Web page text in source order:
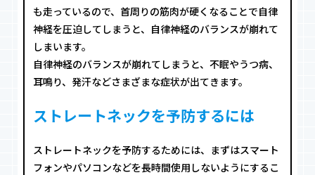
も走っているので、首周りの筋肉が硬くなることで自律
神経を圧迫してしまうと、自律神経のバランスが崩れて
しまいます。
自律神経のバランスが崩れてしまうと、不眠やうつ病、
耳鳴り、発汗などさまざまな症状が出てきます。
ストレートネックを予防するには
ストレートネックを予防するためには、まずはスマート
フォンやパソコンなどを長時間使用しないようにするこ